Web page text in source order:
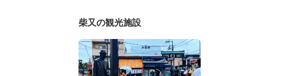
柴又の観光施設